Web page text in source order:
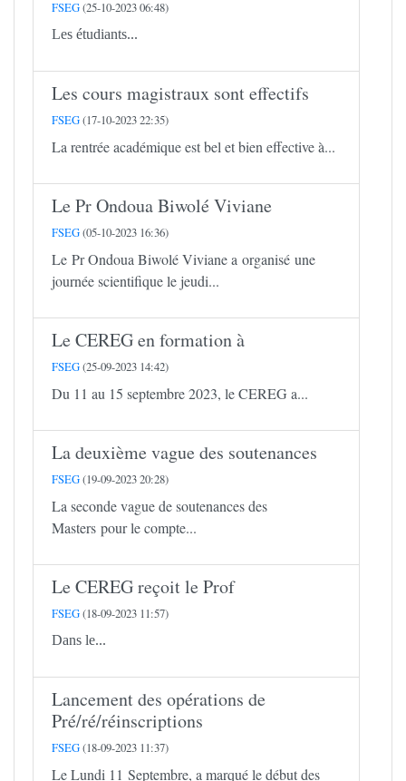
FSEG(25-10-2023 06:48)
Les étudiants...
Les cours magistraux sont effectifs
FSEG(17-10-2023 22:35)
La rentrée académique est bel et bien effective à...
Le Pr Ondoua Biwolé Viviane
FSEG(05-10-2023 16:36)
Le Pr Ondoua Biwolé Viviane a organisé une
journée scientifique le jeudi...
Le CEREG en formation à
FSEG(25-09-2023 14:42)
Du 11 au 15 septembre 2023, le CEREG a...
La deuxième vague des soutenances
FSEG(19-09-2023 20:28)
La seconde vague de soutenances des
Masters pour le compte...
Le CEREG reçoit le Prof
FSEG(18-09-2023 11:57)
Dans le...
Lancement des opérations de
Pré/ré/réinscriptions
FSEG(18-09-2023 11:37)
Le Lundi 11 Septembre, a marqué le début des